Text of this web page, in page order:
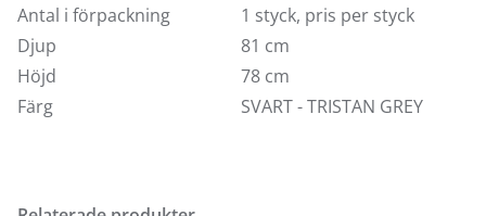
Antal i förpackning
1 styck, pris per styck
Djup
81 cm
Höjd
78 cm
Färg
SVART - TRISTAN GREY